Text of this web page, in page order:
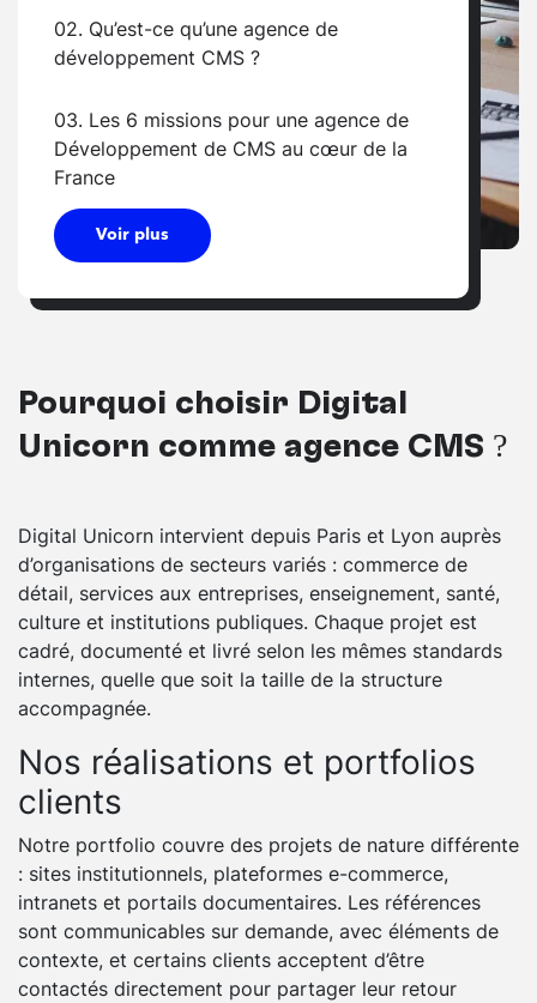
02. Qu’est-ce qu’une agence de
développement CMS ?
03. Les 6 missions pour une agence de
Développement de CMS au cœur de la
France
Voir plus
Pourquoi choisir Digital
Unicorn comme agence CMS ?
Digital Unicorn intervient depuis Paris et Lyon auprès
d’organisations de secteurs variés : commerce de
détail, services aux entreprises, enseignement, santé,
culture et institutions publiques. Chaque projet est
cadré, documenté et livré selon les mêmes standards
internes, quelle que soit la taille de la structure
accompagnée.
Nos réalisations et portfolios
clients
Notre portfolio couvre des projets de nature différente
: sites institutionnels, plateformes e-commerce,
intranets et portails documentaires. Les références
sont communicables sur demande, avec éléments de
contexte, et certains clients acceptent d’être
contactés directement pour partager leur retour